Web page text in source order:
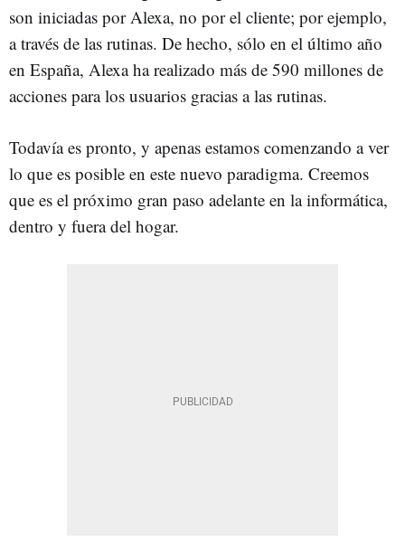
son iniciadas por Alexa, no por el cliente; por ejemplo,
a través de las rutinas. De hecho, sólo en el último año
en España, Alexa ha realizado más de 590 millones de
acciones para los usuarios gracias a las rutinas.
Todavía es pronto, y apenas estamos comenzando a ver
lo que es posible en este nuevo paradigma. Creemos
que es el próximo gran paso adelante en la informática,
dentro y fuera del hogar.